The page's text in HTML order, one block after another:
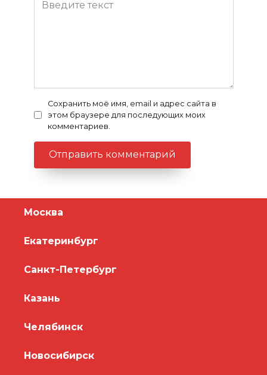
Сохранить моё имя, email и адрес сайта в
этом браузере для последующих моих
комментариев.
Москва
Екатеринбург
Санкт-Петербург
Казань
Челябинск
Новосибирск